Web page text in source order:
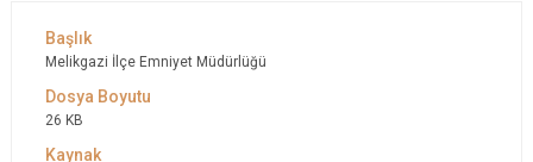
Melikgazi İlçe Emniyet Müdürlüğü
26 KB